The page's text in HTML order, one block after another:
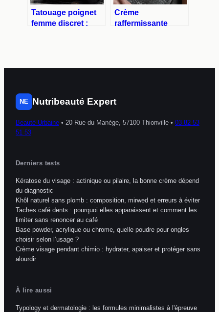
Tatouage poignet
femme discret :
?
Crème
raffermissante
massage pour un
NE Nutribeauté Expert
Beauté Urbaine • 20 Rue du Manège, 57100 Thionville • 03 82 53
51 53
Derniers tests
Kératose du visage : actinique ou pilaire, la bonne crème dépend
du diagnostic
Khôl naturel sans plomb : composition, mirwed et erreurs à éviter
Taches café dents : pourquoi elles apparaissent et comment les
limiter sans renoncer au café
Base powder, acrylique ou chrome, quelle poudre pour ongles
choisir selon l’usage ?
Crème visage pendant chimio : hydrater, apaiser et protéger sans
alourdir
À lire aussi
Typology et dermatologie : les formules minimalistes à l'épreuve